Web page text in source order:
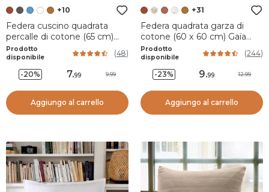
+10
Federa cuscino quadrata
percalle di cotone (65 cm)
Cali Terracotta
Prodotto
disponibile
(48)
-20% 7.99 9.99
Aggiungo al carrello
+31
Federa quadrata garza di
cotone (60 x 60 cm) Gaïa
Terracotta
Prodotto
disponibile
(244)
-23% 9.99 12.99
Aggiungo al carrello